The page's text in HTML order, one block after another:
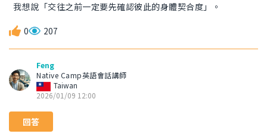
我想說「交往之前一定要先確認彼此的身體契合度」。
0 207
Feng
Native Camp英語會話講師
Taiwan
2026/01/09 12:00
回答